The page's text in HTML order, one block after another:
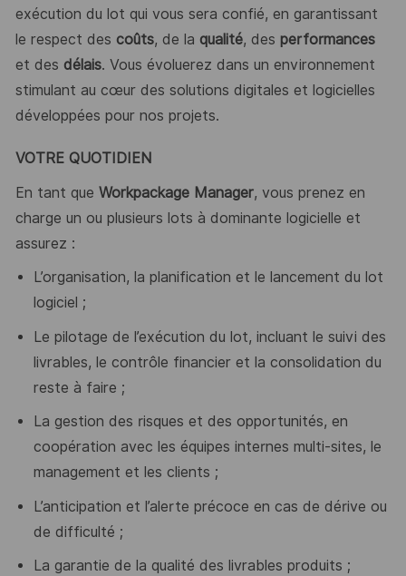
exécution du lot qui vous sera confié, en garantissant
le respect des coûts, de la qualité, des performances
et des délais. Vous évoluerez dans un environnement
stimulant au cœur des solutions digitales et logicielles
développées pour nos projets.
VOTRE QUOTIDIEN
En tant que Workpackage Manager, vous prenez en
charge un ou plusieurs lots à dominante logicielle et
assurez :
L’organisation, la planification et le lancement du lot
logiciel ;
Le pilotage de l’exécution du lot, incluant le suivi des
livrables, le contrôle financier et la consolidation du
reste à faire ;
La gestion des risques et des opportunités, en
coopération avec les équipes internes multi-sites, le
management et les clients ;
L’anticipation et l’alerte précoce en cas de dérive ou
de difficulté ;
La garantie de la qualité des livrables produits ;